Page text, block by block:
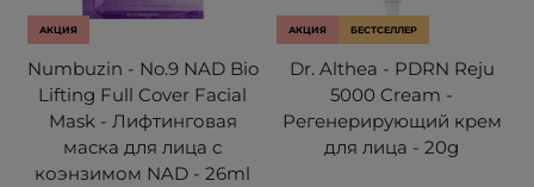
АКЦИЯ
Numbuzin - No.9 NAD Bio
Lifting Full Cover Facial
Mask - Лифтинговая
маска для лица с
коэнзимом NAD - 26ml
АКЦИЯ БЕСТСЕЛЛЕР
Dr. Althea - PDRN Reju
5000 Cream -
Регенерирующий крем
для лица - 20g